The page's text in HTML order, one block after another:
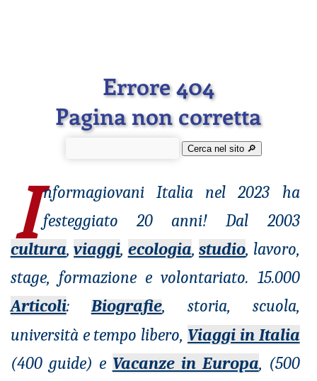
Errore 404
Pagina non corretta
Cerca nel sito 🔎︎
I nformagiovaniItalia nel 2023 ha
festeggiato 20 anni! Dal 2003
cultura,viaggi, ecologia,studio, lavoro,
stage, formazione e volontariato. 15.000
Articoli: Biografie, storia, scuola,
università e tempo libero, Viaggi in Italia
(400 guide) e Vacanze in Europa, (500